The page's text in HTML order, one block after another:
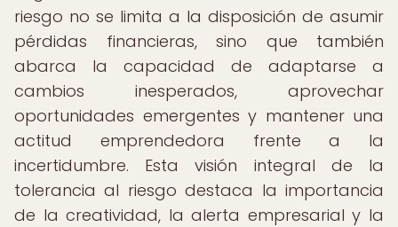
riesgo no se limita a la disposición de asumir
pérdidas financieras, sino que también
abarca la capacidad de adaptarse a
cambios inesperados, aprovechar
oportunidades emergentes y mantener una
actitud emprendedora frente a la
incertidumbre. Esta visión integral de la
tolerancia al riesgo destaca la importancia
de la creatividad, la alerta empresarial y la